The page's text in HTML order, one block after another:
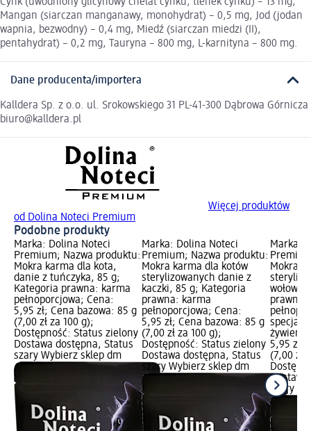
Cynk (uwodniony glicynowy chelat cynku, tlenek cynku) – 13 mg,
Mangan (siarczan manganawy, monohydrat) – 0,5 mg, Jod (jodan
wapnia, bezwodny) – 0,4 mg, Miedź (siarczan miedzi (II),
pentahydrat) – 0,2 mg, Tauryna – 800 mg, L-karnityna – 800 mg.
Dane producenta/importera
Kalldera Sp. z o.o. ul. Srokowskiego 31 PL-41-300 Dąbrowa Górnicza
biuro@kalldera.pl
Więcej produktów
od Dolina Noteci Premium
Podobne produkty
Marka: Dolina Noteci
Premium; Nazwa produktu:
Mokra karma dla kota,
danie z tuńczyka, 85 g;
Kategoria prawna: karma
pełnoporcjowa; Cena:
5,95 zł; Cena bazowa: 85 g
(7,00 zł za 100 g);
Dostępność: Status zielony
Dostawa dostępna, Status
szary Wybierz sklep dm
Marka: Dolina Noteci
Premium; Nazwa produktu:
Mokra karma dla kotów
sterylizowanych danie z
kaczki, 85 g; Kategoria
prawna: karma
pełnoporcjowa; Cena:
5,95 zł; Cena bazowa: 85 g
(7,00 zł za 100 g);
Dostępność: Status zielony
Dostawa dostępna, Status
szary Wybierz sklep dm
Marka:
Mokra
prawna:
5,95 zł;
(7,00 zł
szary